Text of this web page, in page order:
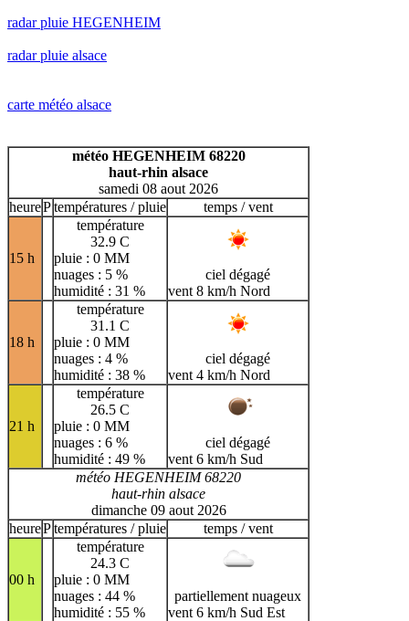
météo
H
I J K L M
N
T
U
V
W X Y Z
radar pluie HEGENHEIM
radar pluie alsace
carte météo alsace
météo HEGENHEIM 68220
haut-rhin alsace
samedi 08 aout 2026
heurePtempératures / pluie temps / vent
15 h
température
32.9 C
pluie : 0 MM
nuages : 5 %
humidité : 31 %
ciel dégagé
vent 8 km/h Nord
18 h
température
31.1 C
pluie : 0 MM
nuages : 4 %
humidité : 38 %
ciel dégagé
vent 4 km/h Nord
21 h
température
26.5 C
pluie : 0 MM
nuages : 6 %
humidité : 49 %
ciel dégagé
vent 6 km/h Sud
météo HEGENHEIM 68220
haut-rhin alsace
dimanche 09 aout 2026
heurePtempératures / pluie temps / vent
00 h
température
24.3 C
pluie : 0 MM
nuages : 44 %
humidité : 55 %
partiellement nuageux
vent 6 km/h Sud Est